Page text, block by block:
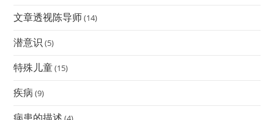
文章透视陈导师(14)
潜意识 (5)
特殊儿童(15)
疾病 (9)